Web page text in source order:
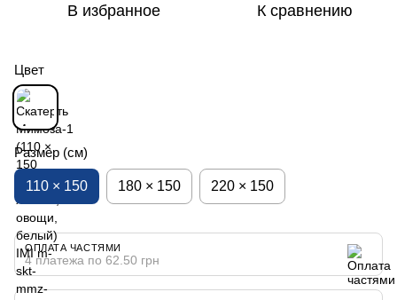
В избранное К сравнению
Цвет
Размер (см)
110 × 150 180 × 150 220 × 150
ОПЛАТА ЧАСТЯМИ
4 платежа по 62.50 грн